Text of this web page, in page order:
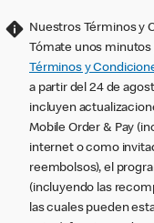
Nuestros Términos y
Tómate unos
Términos y
a partir del 24 de
incluyen
Mobile Order & Pay
internet o como
reembolsos), el
(incluyendo las
las cuales pueden